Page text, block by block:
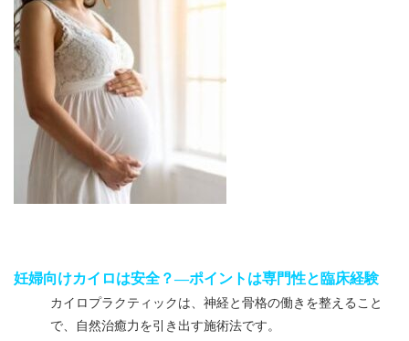
妊婦向けカイロは安全？―ポイントは専門性と臨床経験
カイロプラクティックは、神経と骨格の働きを整えること
で、自然治癒力を引き出す施術法です。